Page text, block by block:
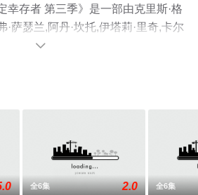
幸存者 第三季》是一部由克里斯·格
·萨瑟兰,阿丹·坎托,伊塔莉·里奇,卡尔
华兹,罗伦·荷莉,麦肯娜·格瑞丝,埃伦
叶·怀特,温迪·里昂,奈奥米·斯尼克
视猫或剧情网等平台了解。

全6集 2.0 全6集